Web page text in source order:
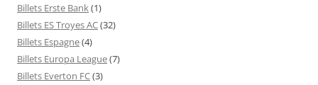
Billets Erste Bank(1)
Billets ES Troyes AC(32)
Billets Espagne(4)
Billets Europa League(7)
Billets Everton FC(3)